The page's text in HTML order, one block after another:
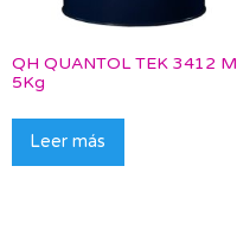
QH QUANTOL TEK 3412 M
5Kg
Leer más